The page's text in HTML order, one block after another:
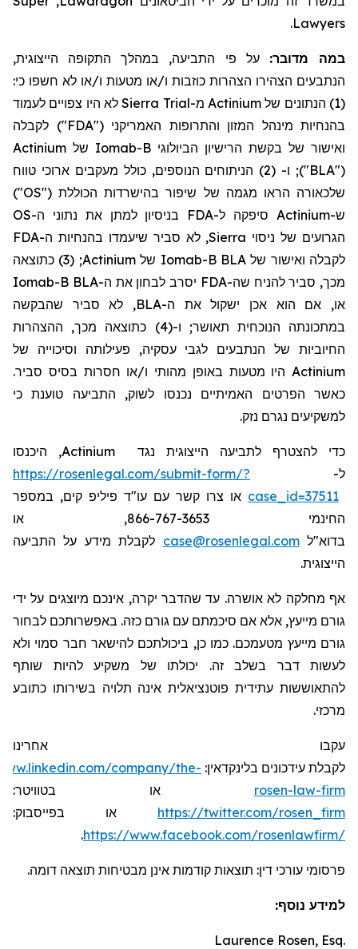
Lawyers
.
במה מדובר:
על פי התביעה, במהלך התקופה הייצוגית,
הנתבעים הצהירו הצהרות כוזבות ו/או מטעות ו/או לא חשפו כי:
(1) הנתונים של
Actinium
מ-Sierra Trial לא היו צפויים לעמוד
בהנחיות מינהל המזון והתרופות האמריקני ("FDA") לקבלה
ואישור של בקשת הרישיון הביולוגי Iomab-B של
Actinium
("BLA");
ו- (2)
הניתוחים הנוספים, כולל מעקבים ארוכי טווח
שלכאורה הראו מגמה של שיפור בהישרדות הכוללת ("OS")
ש-Actinium סיפקה
ל-FDA בניסיון למתן את נתוני ה-OS
הגרועים של ניסוי Sierra
, לא סביר שיעמדו בהנחיות ה-FDA
לקבלה ואישור של Iomab-B BLA של
Actinium
; (3) כתוצאה
מכך, סביר להניח שה-FDA יסרב לבחון את ה-Iomab-B BLA
או, אם הוא אכן ישקול את ה-BLA, לא סביר שהבקשה
במתכונתה הנוכחית תאושר; ו-(4) כתוצאה מכך, ההצהרות
החיוביות של הנתבעים לגבי עסקיה, פעילותה וסיכוייה של
Actinium היו מטעות באופן מהותי ו/או חסרות בסיס סביר.
כאשר הפרטים האמיתיים נכנסו לשוק, התביעה טוענת כי
למשקיעים נגרם נזק.
כדי להצטרף לתביעה הייצוגית נגד Actinium, היכנסו
ל- https://rosenlegal.com/submit-form/?
case_id=37511 או צרו קשר עם עו"ד פיליפ קים, במספר
החינמי 866-767-3653, או
בדוא"לcase@rosenlegal.com לקבלת מידע על התביעה
הייצוגית.
אף מחלקה לא אושרה. עד שהדבר יקרה, אינכם מיוצגים על ידי
גורם מייעץ, אלא אם סיכמתם עם גורם כזה. באפשרותכם לבחור
גורם מייעץ מטעמכם. כמו כן, ביכולתכם להישאר חבר סמוי ולא
לעשות דבר בשלב זה. יכולתו של משקיע להיות שותף
להתאוששות עתידית פוטנציאלית אינה תלויה בשירותו כתובע
מרכזי.
עקבו אחרינו
לקבלת עידכונים בלינקדאין: company/the-
rosen-law-firm
או בטוויטר:
https://twitter.com/rosen_firm או בפייסבוק:
https://www.facebook.com/rosenlawfirm/
.
פרסומי עורכי דין: תוצאות קודמות אינן מבטיחות תוצאה דומה.
למידע נוסף:
Laurence Rosen, Esq.